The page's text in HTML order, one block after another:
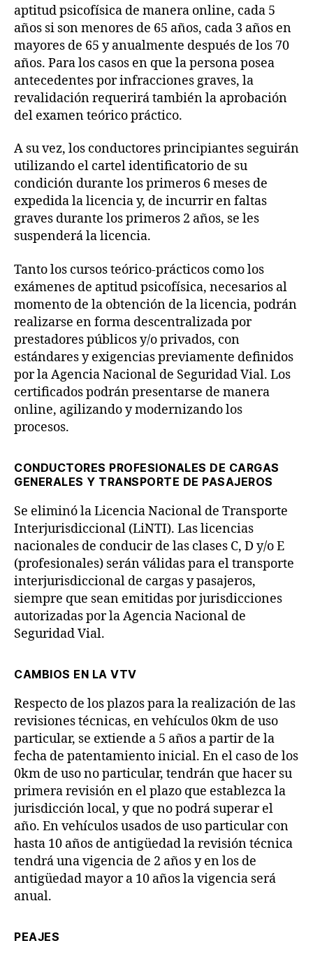
aptitud psicofísica de manera online, cada 5
años si son menores de 65 años, cada 3 años en
mayores de 65 y anualmente después de los 70
años. Para los casos en que la persona posea
antecedentes por infracciones graves, la
revalidación requerirá también la aprobación
del examen teórico práctico.
A su vez, los conductores principiantes seguirán
utilizando el cartel identificatorio de su
condición durante los primeros 6 meses de
expedida la licencia y, de incurrir en faltas
graves durante los primeros 2 años, se les
suspenderá la licencia.
Tanto los cursos teórico-prácticos como los
exámenes de aptitud psicofísica, necesarios al
momento de la obtención de la licencia, podrán
realizarse en forma descentralizada por
prestadores públicos y/o privados, con
estándares y exigencias previamente definidos
por la Agencia Nacional de Seguridad Vial. Los
certificados podrán presentarse de manera
online, agilizando y modernizando los
procesos.
CONDUCTORES PROFESIONALES DE CARGAS
GENERALES Y TRANSPORTE DE PASAJEROS
Se eliminó la Licencia Nacional de Transporte
Interjurisdiccional (LiNTI). Las licencias
nacionales de conducir de las clases C, D y/o E
(profesionales) serán válidas para el transporte
interjurisdiccional de cargas y pasajeros,
siempre que sean emitidas por jurisdicciones
autorizadas por la Agencia Nacional de
Seguridad Vial.
CAMBIOS EN LA VTV
Respecto de los plazos para la realización de las
revisiones técnicas, en vehículos 0km de uso
particular, se extiende a 5 años a partir de la
fecha de patentamiento inicial. En el caso de los
0km de uso no particular, tendrán que hacer su
primera revisión en el plazo que establezca la
jurisdicción local, y que no podrá superar el
año. En vehículos usados de uso particular con
hasta 10 años de antigüedad la revisión técnica
tendrá una vigencia de 2 años y en los de
antigüedad mayor a 10 años la vigencia será
anual.
PEAJES